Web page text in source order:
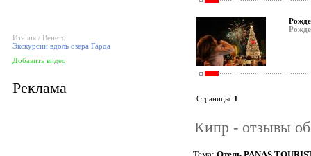
Италия / Венето
Экскурсии вдоль озера Гарда
Добавить видео
Реклама
Страницы: 1
Кипр - отзывы